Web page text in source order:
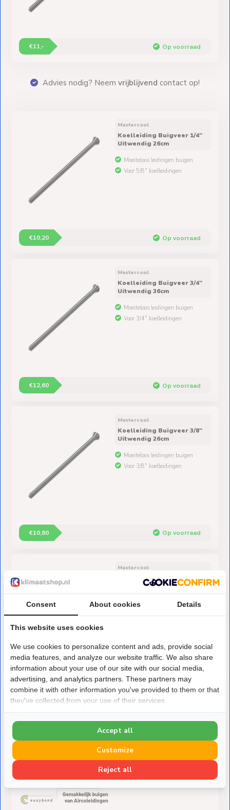
€11,- Op voorraad
Advies nodig? Neemvrijblijvend contact op!
Mastercool
Koelleiding Buigveer 1/4"
Uitwendig 26cm
Moeiteloos leidingen buigen
Voor 5/8" koelleidingen
€10,20 Op voorraad
Mastercool
Koelleiding Buigveer 3/4"
Uitwendig 36cm
Moeiteloos leidingen buigen
Voor 3/4" koelleidingen
€12,60 Op voorraad
Mastercool
Koelleiding Buigveer 3/8"
Uitwendig 26cm
Moeiteloos leidingen buigen
Voor 3/8" koelleidingen
€10,80 Op voorraad
Mastercool
Koelleiding Buigveer 5/8"
Uitwendig 26cm
Moeiteloos leidingen buigen
€12,- Op voorraad
Buigveren Set 4 meter
Geschikt voor 1/4" t/m 5/8"
Consent About cookies Details
This website uses cookies
We use cookies to personalize content and ads, provide social
media features, and analyze our website traffic. We also share
information about your use of our site with our social media,
advertising, and analytics partners. These partners may
combine it with other information you've provided to them or that
they've collected from your use of their services.
Reject all
Customize
Accept all